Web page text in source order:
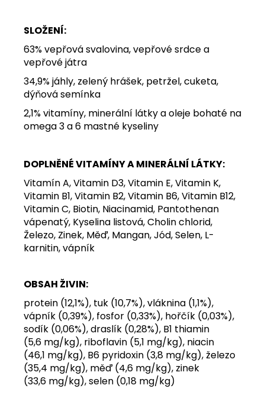
SLOŽENÍ:
63% vepřová svalovina, vepřové srdce a
vepřové játra
34,9% jáhly, zelený hrášek, petržel, cuketa,
dýňová semínka
2,1% vitamíny, minerální látky a oleje bohaté na
omega 3 a 6 mastné kyseliny
DOPLNĚNÉ VITAMÍNY A MINERÁLNÍ LÁTKY:
Vitamín A, Vitamin D3, Vitamin E, Vitamin K,
Vitamin B1, Vitamin B2, Vitamin B6, Vitamin B12,
Vitamin C, Biotin, Niacinamid, Pantothenan
vápenatý, Kyselina listová, Cholin chlorid,
Železo, Zinek, Měď, Mangan, Jód, Selen, L-
karnitin, vápník
OBSAH ŽIVIN:
protein (12,1%), tuk (10,7%), vláknina (1,1%),
vápník (0,39%), fosfor (0,33%), hořčík (0,03%),
sodík (0,06%), draslík (0,28%), B1 thiamin
(5,6 mg/kg), riboflavin (5,1 mg/kg), niacin
(46,1 mg/kg), B6 pyridoxin (3,8 mg/kg), železo
(35,4 mg/kg), měď (4,6 mg/kg), zinek
(33,6 mg/kg), selen (0,18 mg/kg)